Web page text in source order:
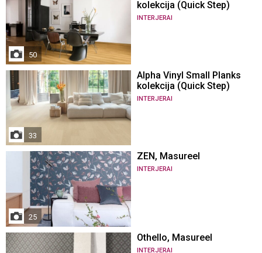
50
kolekcija (Quick Step)
INTERJERAI
33
Alpha Vinyl Small Planks
kolekcija (Quick Step)
INTERJERAI
25
ZEN, Masureel
INTERJERAI
Othello, Masureel
INTERJERAI